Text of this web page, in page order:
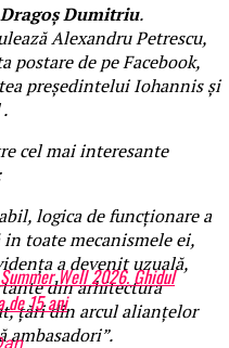
Dragoș Dumitriu.
Alexandru Petrescu,
de pe Facebook,
președintelui Iohannis și
cel mai interesante
logica de funcționare a
toate mecanismele ei,
a devenit uzuală,
din arhitectura
țări din arcul alianțelor
ambasadori”.
Well 2026. Ghidul
de 15 ani